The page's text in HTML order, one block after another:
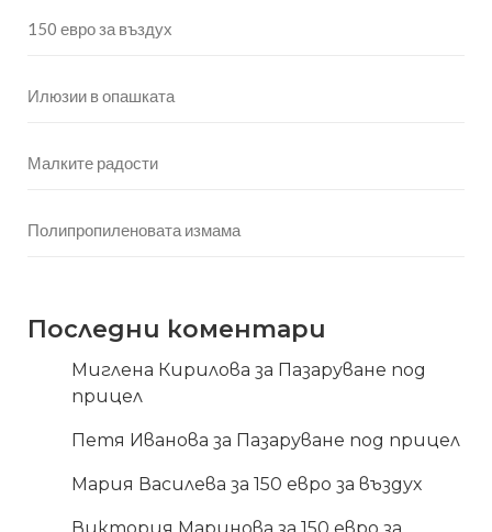
150 евро за въздух
Илюзии в опашката
Малките радости
Полипропиленовата измама
Последни коментари
Миглена Кирилова за Пазаруване под
прицел
Петя Иванова за Пазаруване под прицел
Мария Василева за 150 евро за въздух